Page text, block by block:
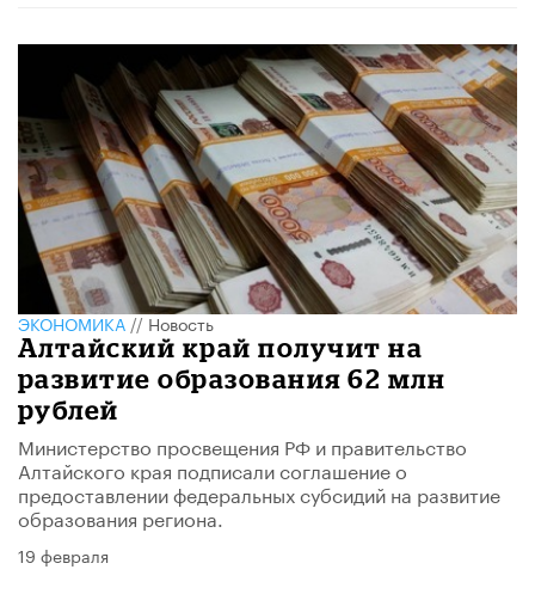
ЭКОНОМИКА//Новость
Алтайский край получит на
развитие образования 62 млн
рублей
Министерство просвещения РФ и правительство
Алтайского края подписали соглашение о
предоставлении федеральных субсидий на развитие
образования региона.
19 февраля